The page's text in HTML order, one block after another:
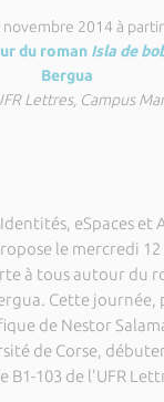
2014 à
du roman Isla de
Bergua
Lettres, Campus
eSpaces et
le mercredi
à tous autour du
Cette journée,
de Nestor
de Corse,
B1-103 de l'UFR